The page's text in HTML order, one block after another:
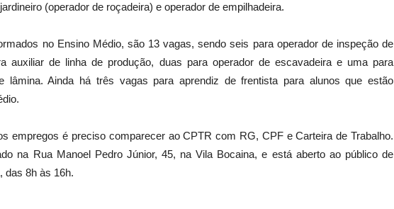
(operador de roçadeira) e operador de empilhadeira.
no Ensino Médio, são 13 vagas, sendo seis para operador de inspeção de
auxiliar de linha de produção, duas para operador de escavadeira e uma para
lâmina. Ainda há três vagas para aprendiz de frentista para alunos que estão
empregos é preciso comparecer ao CPTR com RG, CPF e Carteira de Trabalho.
na Rua Manoel Pedro Júnior, 45, na Vila Bocaina, e está aberto ao público de
das 8h às 16h.